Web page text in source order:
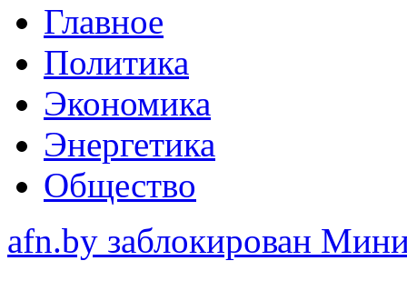
Главное
Политика
Экономика
Энергетика
Общество
afn.by заблокирован